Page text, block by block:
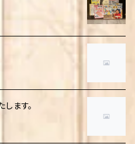
ます。